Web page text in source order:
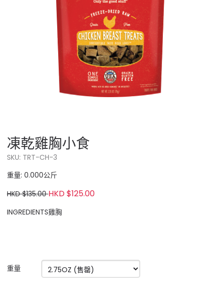
凍乾雞胸小食
SKU: TRT-CH-3
重量: 0.000公斤
HKD $135.00HKD $125.00
INGREDIENTS雞胸
重量